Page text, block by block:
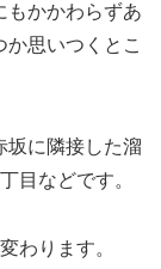
もかかわらずあ
思いつくとこ
坂に隣接した溜
目などです。
わります。